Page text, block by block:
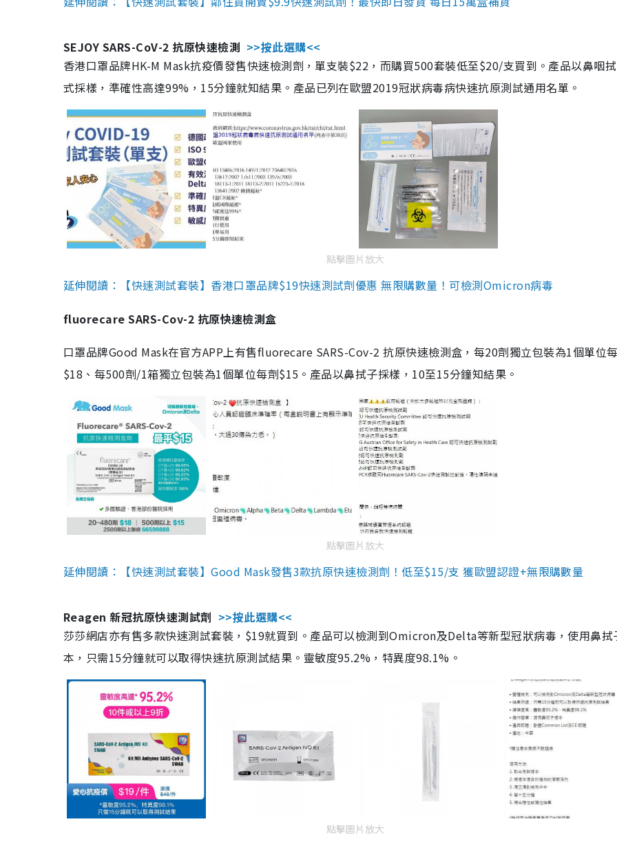
SEJOY SARS-CoV-2 抗原快速檢測 >>按此選購<<
香港口罩品牌HK-M Mask抗疫價發售快速檢測劑，單支裝$22，而購買500套裝低至$20/支買到。產品以鼻咽
式採樣，準確性高達99%，15分鐘就知結果。產品已列在歐盟2019冠狀病毒病快速抗原測試通用名單。
點擊圖片放大
延伸閱讀：【快速測試套裝】香港口罩品牌$19快速測試劑優惠 無限購數量！可檢測Omicron病毒
fluorecare SARS-Cov-2 抗原快速檢測盒
口罩品牌Good Mask在官方APP上有售fluorecare SARS-Cov-2 抗原快速檢測盒，每20劑獨立包裝為1個單位
$18、每500劑/1箱獨立包裝為1個單位每劑$15。產品以鼻拭子採樣，10至15分鐘知結果。
點擊圖片放大
延伸閱讀：【快速測試套裝】Good Mask發售3款抗原快速檢測劑！低至$15/支 獲歐盟認證+無限購數量
Reagen 新冠抗原快速測試劑 >>按此選購<<
莎莎網店亦有售多款快速測試套裝，$19就買到。產品可以檢測到Omicron及Delta等新型冠狀病毒，使用鼻拭
本，只需15分鐘就可以取得快速抗原測試結果。靈敏度95.2%，特異度98.1%。
點擊圖片放大